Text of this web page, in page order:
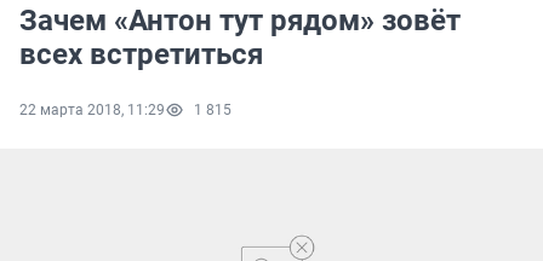
Зачем «Антон тут рядом» зовёт
всех встретиться
22 марта 2018, 11:29 1 815